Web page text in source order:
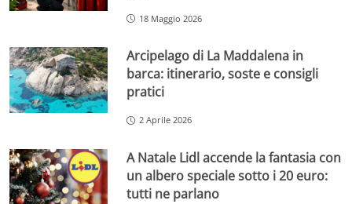
18 Maggio 2026
Arcipelago di La Maddalena in
barca: itinerario, soste e consigli
pratici
2 Aprile 2026
A Natale Lidl accende la fantasia con
un albero speciale sotto i 20 euro:
tutti ne parlano